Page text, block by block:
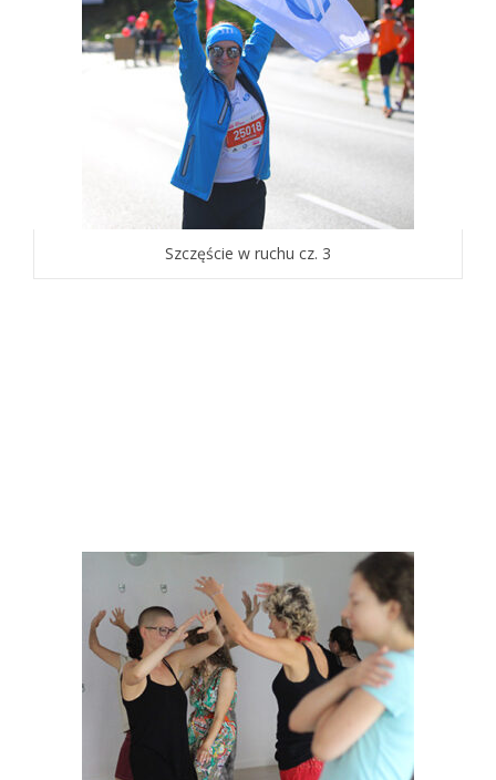
Szczęście w ruchu cz. 3